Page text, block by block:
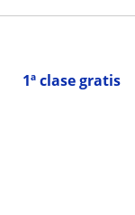
1ª clase gratis